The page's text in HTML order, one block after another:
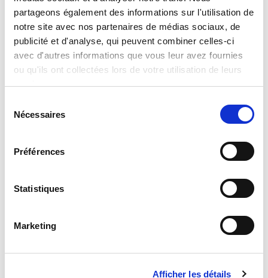
partageons également des informations sur l'utilisation de
notre site avec nos partenaires de médias sociaux, de
publicité et d'analyse, qui peuvent combiner celles-ci
avec d'autres informations que vous leur avez fournies
ou qu'ils ont collectées lors de votre utilisation de leurs
services.
Nécessaires
Préférences
Statistiques
Marketing
Afficher les détails
Disney Puzzle Df Supermaxi 60 Nemo
Read more
Disney Puzzle Df Supermaxi 60 Princess